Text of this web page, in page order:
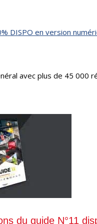
DISPO en version
avec plus de 45 000
du guide N°11